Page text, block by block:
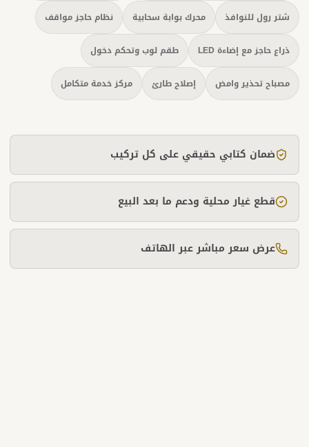
شتر رول للنوافذ محرك بوابة سحابية نظام حاجز مواقف
ذراع حاجز مع إضاءة LED طقم لوب وتحكم دخول
مصباح تحذير وامض إصلاح طارئ مركز خدمة متكامل
ضمان كتابي حقيقي على كل تركيب
قطع غيار محلية ودعم ما بعد البيع
عرض سعر مباشر عبر الهاتف